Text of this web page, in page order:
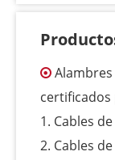

certificados
1. Cables
2. Cables